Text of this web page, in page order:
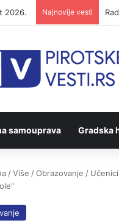
2026. Najnovije vesti
samouprava Gradska
/Više /Obrazovanje /